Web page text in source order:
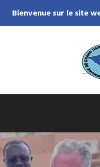
Bienvenue sur le site